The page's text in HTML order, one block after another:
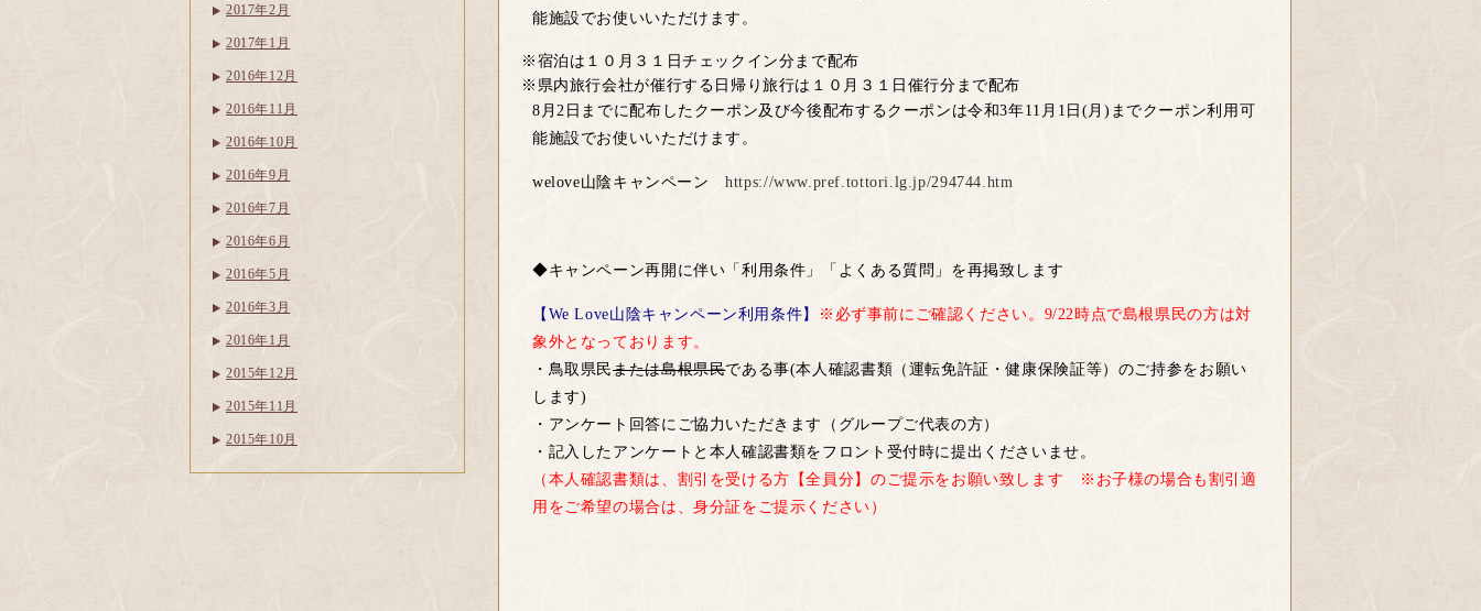
能施設でお使いいただけます。
※宿泊は１０月３１日チェックイン分まで配布
※県内旅行会社が催行する日帰り旅行は１０月３１日催行分まで配布
8月2日までに配布したクーポン及び今後配布するクーポンは令和3年11月1日(月)までクーポン利用可
能施設でお使いいただけます。
welove山陰キャンペーンhttps://www.pref.tottori.lg.jp/294744.htm
◆キャンペーン再開に伴い「利用条件」「よくある質問」を再掲致します
【We Love山陰キャンペーン利用条件】
※必ず事前にご確認ください。9/22時点で島根県民の方は対
象外となっております。
・鳥取県民または島根県民である事(本人確認書類（運転免許証・健康保険証等）のご持参をお願い
します)
・アンケート回答にご協力いただきます（グループご代表の方）
・記入したアンケートと本人確認書類をフロント受付時に提出くださいませ。
（本人確認書類は、割引を受ける方【全員分】のご提示をお願い致します ※お子様の場合も割引適
用をご希望の場合は、身分証をご提示ください）
2017年2月
2017年1月
2016年12月
2016年11月
2016年10月
2016年9月
2016年7月
2016年6月
2016年5月
2016年3月
2016年1月
2015年12月
2015年11月
2015年10月